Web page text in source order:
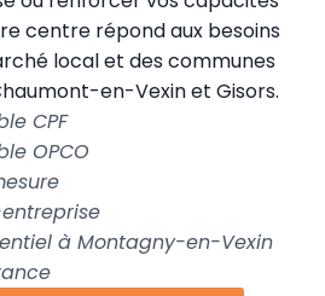
centre répond aux besoins
local et des communes
en-Vexin et Gisors.
CPF
OPCO
à Montagny-en-Vexin